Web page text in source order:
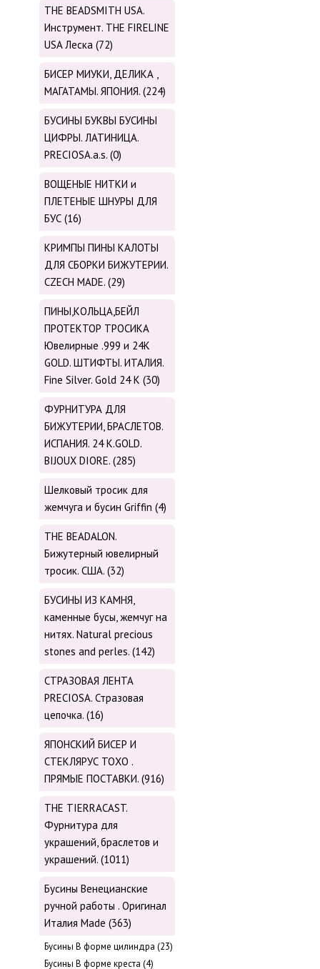
THE BEADSMITH USA.
Инструмент. THE FIRELINE
USA Леска (72)
БИСЕР МИУКИ, ДЕЛИКА ,
МАГАТАМЫ. ЯПОНИЯ. (224)
БУСИНЫ БУКВЫ БУСИНЫ
ЦИФРЫ. ЛАТИНИЦА.
PRECIOSA.a.s. (0)
ВОЩЕНЫЕ НИТКИ и
ПЛЕТЕНЫЕ ШНУРЫ ДЛЯ
БУС (16)
КРИМПЫ ПИНЫ КАЛОТЫ
ДЛЯ СБОРКИ БИЖУТЕРИИ.
CZECH MADE. (29)
ПИНЫ,КОЛЬЦА,БЕЙЛ
ПРОТЕКТОР ТРОСИКА
Ювелирные .999 и 24К
GOLD. ШТИФТЫ. ИТАЛИЯ.
Fine Silver. Gold 24 K (30)
ФУРНИТУРА ДЛЯ
БИЖУТЕРИИ, БРАСЛЕТОВ.
ИСПАНИЯ. 24 K.GOLD.
BIJOUX DIORE. (285)
Шелковый тросик для
жемчуга и бусин Griffin (4)
THE BEADALON.
Бижутерный ювелирный
тросик. США. (32)
БУСИНЫ ИЗ КАМНЯ,
каменные бусы, жемчуг на
нитях. Natural precious
stones and perles. (142)
СТРАЗОВАЯ ЛЕНТА
PRECIOSA. Стразовая
цепочка. (16)
ЯПОНСКИЙ БИСЕР И
СТЕКЛЯРУС TOХО .
ПРЯМЫЕ ПОСТАВКИ. (916)
THE TIERRACAST.
Фурнитура для
украшений, браслетов и
украшений. (1011)
Бусины Венецианские
ручной работы . Оригинал
Италия Made (363)
Буcины В форме цилиндра (23)
Бусины В форме креста (4)